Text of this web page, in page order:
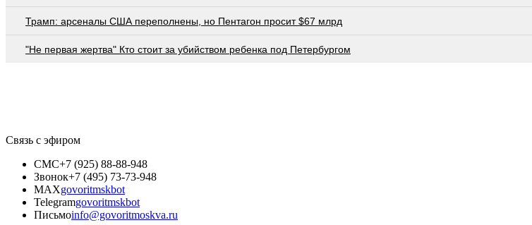
Трамп: арсеналы США переполнены, но Пентагон просит $67 млрд
"Не первая жертва" Кто стоит за убийством ребенка под Петербургом
Связь с эфиром
СМС+7 (925) 88-88-948
Звонок+7 (495) 73-73-948
MAXgovoritmskbot
Telegramgovoritmskbot
Письмоinfo@govoritmoskva.ru